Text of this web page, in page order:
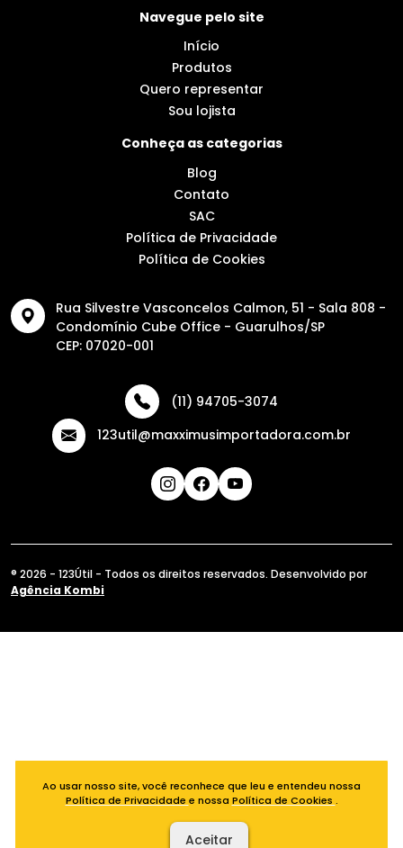
Navegue pelo site
Início
Produtos
Quero representar
Sou lojista
Conheça as categorias
Blog
Contato
SAC
Política de Privacidade
Política de Cookies
Rua Silvestre Vasconcelos Calmon, 51 - Sala 808 -
Condomínio Cube Office - Guarulhos/SP
CEP: 07020-001
(11) 94705-3074
123util@maxximusimportadora.com.br
® 2026 - 123Útil - Todos os direitos reservados. Desenvolvido por
Agência Kombi
Ao usar nosso site, você reconhece que leu e entendeu nossa
Política de Privacidade e nossa Política de Cookies .
Aceitar